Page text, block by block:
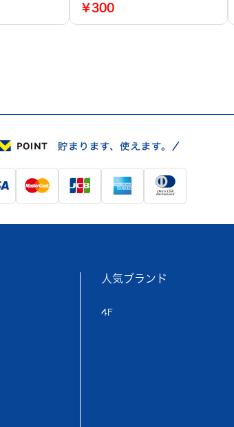
￥300
人気ブランド
4F